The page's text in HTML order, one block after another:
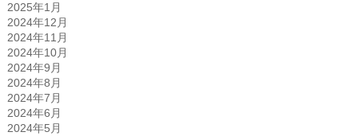
2025年1月
2024年12月
2024年11月
2024年10月
2024年9月
2024年8月
2024年7月
2024年6月
2024年5月